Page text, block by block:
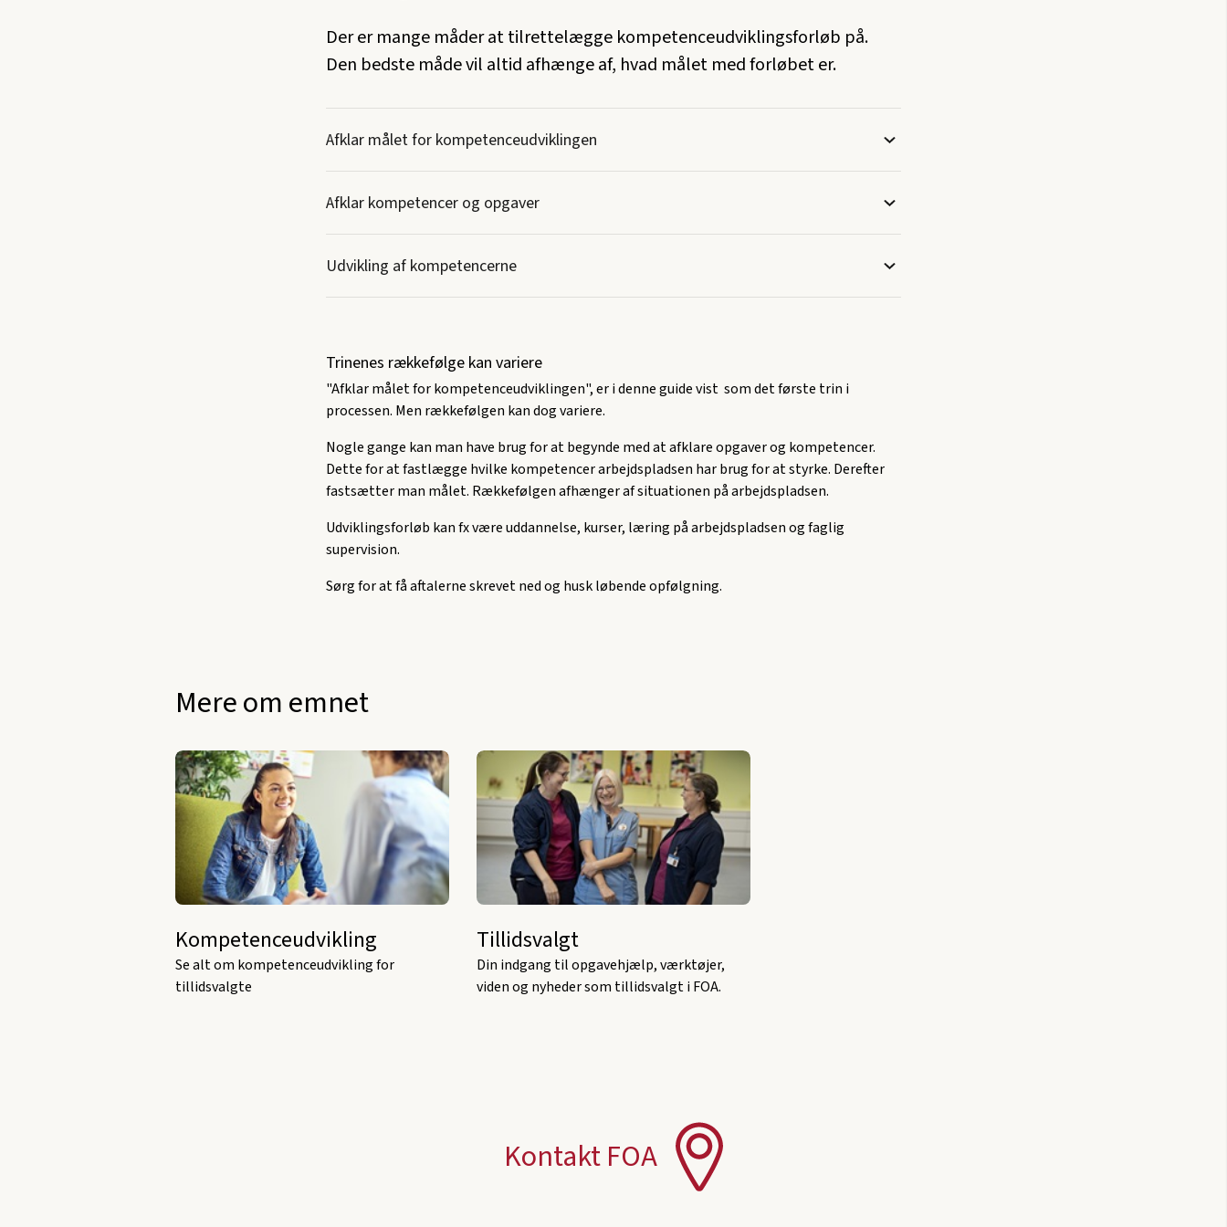
Der er mange måder at tilrettelægge kompetenceudviklingsforløb på.
Den bedste måde vil altid afhænge af, hvad målet med forløbet er.
Afklar målet for kompetenceudviklingen
Afklar kompetencer og opgaver
Udvikling af kompetencerne
Trinenes rækkefølge kan variere
"Afklar målet for kompetenceudviklingen", er i denne guide vist som det første trin i
processen. Men rækkefølgen kan dog variere.
Nogle gange kan man have brug for at begynde med at afklare opgaver og kompetencer.
Dette for at fastlægge hvilke kompetencer arbejdspladsen har brug for at styrke. Derefter
fastsætter man målet. Rækkefølgen afhænger af situationen på arbejdspladsen.
Udviklingsforløb kan fx være uddannelse, kurser, læring på arbejdspladsen og faglig
supervision.
Sørg for at få aftalerne skrevet ned og husk løbende opfølgning.
Mere om emnet
Kompetenceudvikling
Se alt om kompetenceudvikling for
tillidsvalgte
Tillidsvalgt
Din indgang til opgavehjælp, værktøjer,
viden og nyheder som tillidsvalgt i FOA.
Kontakt FOA